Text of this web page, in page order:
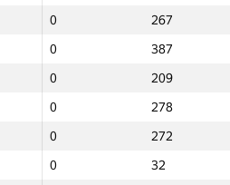
0
267
0
387
0
209
0
278
0
272
0
32